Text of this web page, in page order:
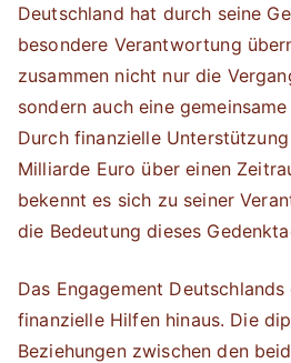
Deutschland hat durch seine
besondere Verantwortung
zusammen nicht nur die
sondern auch eine
Durch finanzielle
Milliarde Euro über einen
bekennt es sich zu seiner
die Bedeutung dieses
Das Engagement
finanzielle Hilfen hinaus. Die
Beziehungen zwischen den